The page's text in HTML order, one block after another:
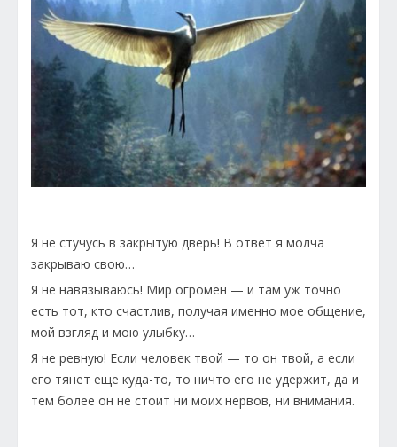
Я не стучусь в закрытую дверь! В ответ я молча
закрываю свою…
Я не навязываюсь! Мир огромен — и там уж точно
есть тот, кто счастлив, получая именно мое общение,
мой взгляд и мою улыбку…
Я не ревную! Если человек твой — то он твой, а если
его тянет еще куда-то, то ничто его не удержит, да и
тем более он не стоит ни моих нервов, ни внимания.